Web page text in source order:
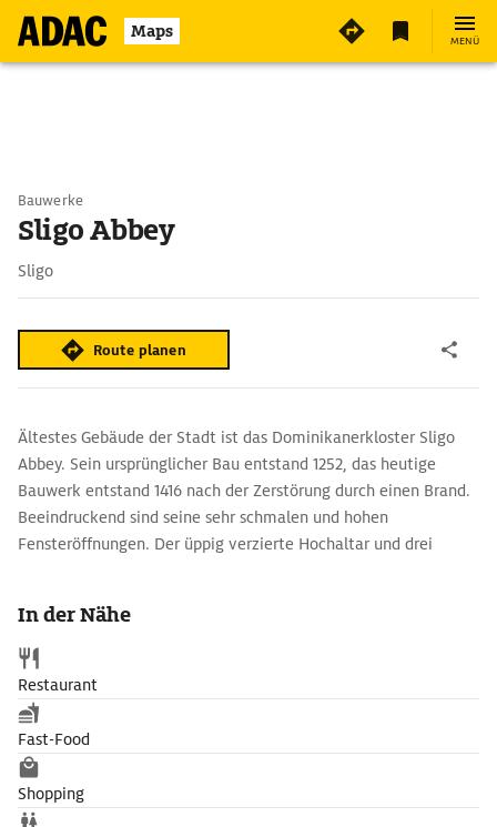
Maps MENÜ
Bauwerke
Sligo Abbey
Sligo
Route planen
Ältestes Gebäude der Stadt ist das Dominikanerkloster Sligo
Abbey. Sein ursprünglicher Bau entstand 1252, das heutige
Bauwerk entstand 1416 nach der Zerstörung durch einen Brand.
Beeindruckend sind seine sehr schmalen und hohen
Fensteröffnungen. Der üppig verzierte Hochaltar und drei
In der Nähe
Restaurant
Fast-Food
Shopping